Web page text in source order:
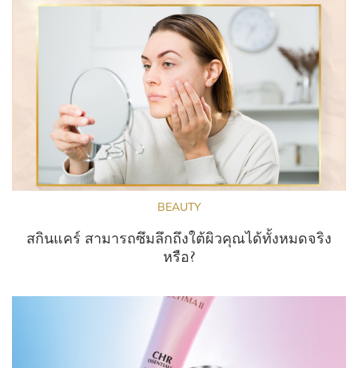
BEAUTY
สกินแคร์ สามารถซึมลึกถึงใต้ผิวคุณได้ทั้งหมดจริง
หรือ?